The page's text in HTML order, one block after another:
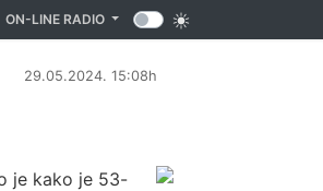
ON-LINE RADIO
29.05.2024. 15:08h
je kako je 53-